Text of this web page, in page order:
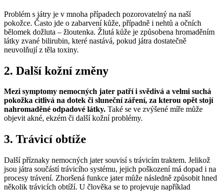
Problém s játry je v mnoha případech pozorovatelný na naší
pokožce. Často jde o zabarvení kůže, případně i nehtů a očních
bělomek dožluta – žloutenka. Žlutá kůže je způsobena hromaděním
látky zvané bilirubin, které nastává, pokud játra dostatečně
neuvolňují z těla toxiny.
2. Další kožní změny
Mezi symptomy nemocných jater patří i svědivá a velmi suchá
pokožka citlivá na dotek či sluneční záření, za kterou opět stojí
nahromaděné odpadové látky. Také se ve zvýšené míře může
objevit akné, ekzém či další kožní problémy.
3. Trávicí obtíže
Další příznaky nemocných jater souvisí s trávicím traktem. Jelikož
jsou játra součástí trávicího systému, jejich poškození má dopad i na
procesy trávení. Zhoršená funkce jater může následně způsobit hned
několik trávicích obtíží. U člověka se to projevuje například